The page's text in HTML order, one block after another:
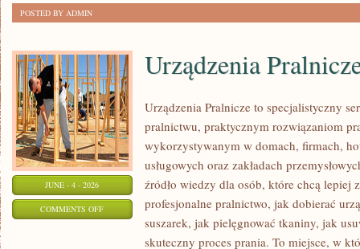
POSTED BY ADMIN
JUNE - 4 - 2026
COMMENTS OFFON
URZĄDZENIA
Urządzenia
Urządzenia Pralnicze to specjalistyczny
pralnictwu, praktycznym rozwiązaniom
wykorzystywanym w domach, firmach,
usługowych oraz zakładach
źródło wiedzy dla osób, które chcą lepiej
profesjonalne pralnictwo, jak dobierać
suszarek, jak pielęgnować tkaniny, jak
skuteczny proces prania. To miejsce, w